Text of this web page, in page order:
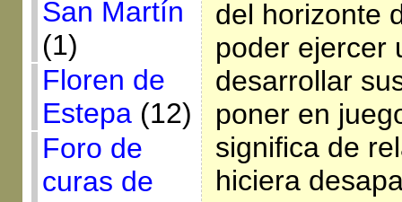
San Martín
(1)
Floren de
Estepa(12)
Foro de
curas de
del horizonte
poder ejercer
desarrollar
poner en
significa de
hiciera